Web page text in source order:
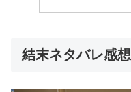
結末ネタバレ感想